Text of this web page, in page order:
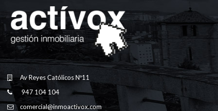
Av Reyes Católicos Nº11
947 104 104
comercial@inmoactivox.com